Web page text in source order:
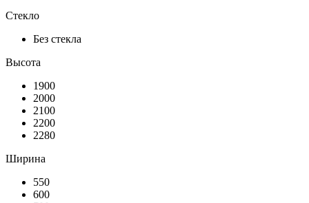
Стекло
Без стекла
Высота
1900
2000
2100
2200
2280
Ширина
550
600